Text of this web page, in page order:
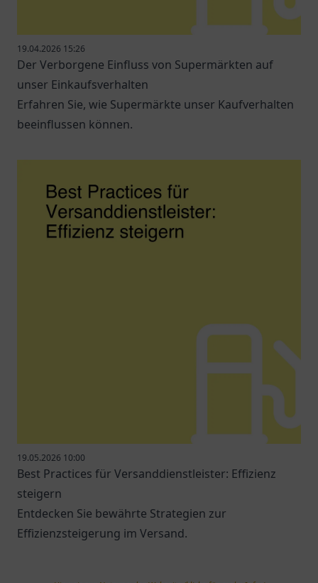
19.04.2026 15:26
Der Verborgene Einfluss von Supermärkten auf
unser Einkaufsverhalten
Erfahren Sie, wie Supermärkte unser Kaufverhalten
beeinflussen können.
19.05.2026 10:00
Best Practices für Versanddienstleister: Effizienz
steigern
Entdecken Sie bewährte Strategien zur
Effizienzsteigerung im Versand.